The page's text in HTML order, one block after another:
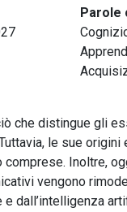
Parole
che distingue gli
le sue origini
comprese. Inoltre,
vengono
dall’intelligenza